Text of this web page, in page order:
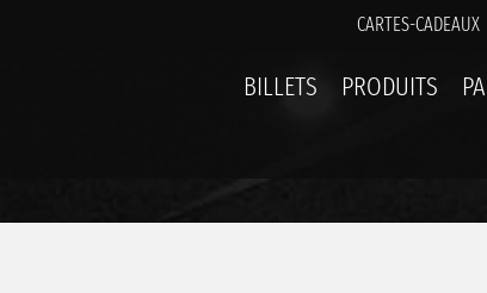
CARTES-CADEAUX
BILLETS PRODUITS